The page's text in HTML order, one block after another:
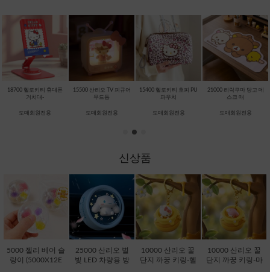
18700 헬로키티 휴대폰
거치대-
도매회원전용
15500 산리오 TV 피규어
무드등
도매회원전용
15400 헬로키티 호피 PU
파우치
도매회원전용
21000 리락쿠마 당고 데
스크 매
도매회원전용
신상품
5000 젤리 베어 슬
랑이 (5000X12E
25000 산리오 별
빛 LED 차량용 방
10000 산리오 꿀
단지 까꿍 키링-헬
10000 산리오 꿀
단지 까꿍 키링-마